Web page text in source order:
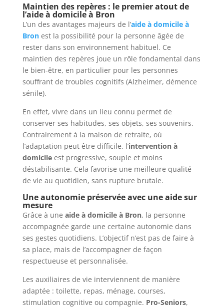
Maintien des repères : le premier atout de
l’aide à domicile à Bron
L’un des avantages majeurs de l’aide à domicile à
Bron est la possibilité pour la personne âgée de
rester dans son environnement habituel. Ce
maintien des repères joue un rôle fondamental dans
le bien-être, en particulier pour les personnes
souffrant de troubles cognitifs (Alzheimer, démence
sénile).
En effet, vivre dans un lieu connu permet de
conserver ses habitudes, ses objets, ses souvenirs.
Contrairement à la maison de retraite, où
l’adaptation peut être difficile, l’intervention à
domicileest progressive, souple et moins
déstabilisante. Cela favorise une meilleure qualité
de vie au quotidien, sans rupture brutale.
Une autonomie préservée avec une aide sur
mesure
Grâce à une aide à domicile à Bron, la personne
accompagnée garde une certaine autonomie dans
ses gestes quotidiens. L’objectif n’est pas de faire à
sa place, mais de l’accompagner de façon
respectueuse et personnalisée.
Les auxiliaires de vie interviennent de manière
adaptée : toilette, repas, ménage, courses,
stimulation cognitive ou compagnie. Pro-Seniors,